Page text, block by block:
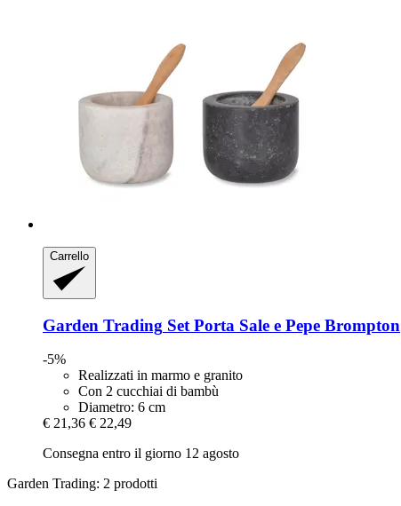
Carrello
Garden Trading Set Porta Sale e Pepe Brompton
-5%
Realizzati in marmo e granito
Con 2 cucchiai di bambù
Diametro: 6 cm
€ 21,36 € 22,49
Consegna entro il giorno 12 agosto
Garden Trading: 2 prodotti